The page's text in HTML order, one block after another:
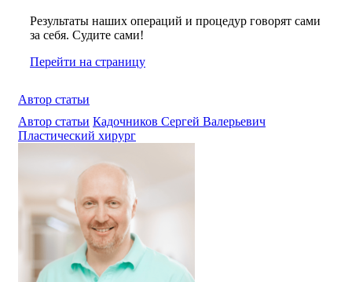
Результаты наших операций и процедур говорят сами
за себя. Судите сами!
Перейти на страницу
Автор статьи
Автор статьи Кадочников Сергей Валерьевич
Пластический хирург